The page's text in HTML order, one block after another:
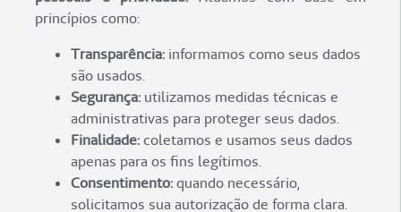
princípios como:
Transparência: informamos como seus dados
são usados.
Segurança: utilizamos medidas técnicas e
administrativas para proteger seus dados.
Finalidade:coletamos e usamos seus dados
apenas para os fins legítimos.
Consentimento:quando necessário,
solicitamos sua autorização de forma clara.